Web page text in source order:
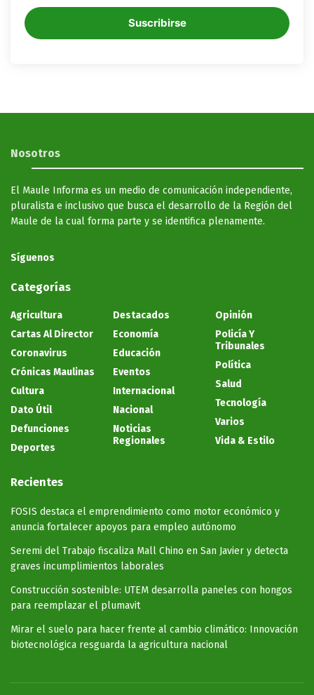
Suscribirse
Nosotros
El Maule Informa es un medio de comunicación independiente,
pluralista e inclusivo que busca el desarrollo de la Región del
Maule de la cual forma parte y se identifica plenamente.
Síguenos
Categorías
Agricultura
Cartas Al Director
Coronavirus
Crónicas Maulinas
Cultura
Dato Útil
Defunciones
Deportes
Destacados
Economía
Educación
Eventos
Internacional
Nacional
Noticias
Regionales
Opinión
Policía Y
Tribunales
Política
Salud
Tecnología
Varios
Vida & Estilo
Recientes
FOSIS destaca el emprendimiento como motor económico y
anuncia fortalecer apoyos para empleo autónomo
Seremi del Trabajo fiscaliza Mall Chino en San Javier y detecta
graves incumplimientos laborales
Construcción sostenible: UTEM desarrolla paneles con hongos
para reemplazar el plumavit
Mirar el suelo para hacer frente al cambio climático: Innovación
biotecnológica resguarda la agricultura nacional